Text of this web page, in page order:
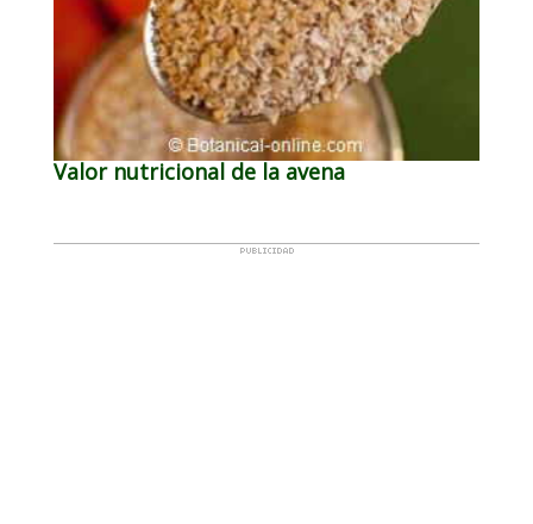
Valor nutricional de la avena